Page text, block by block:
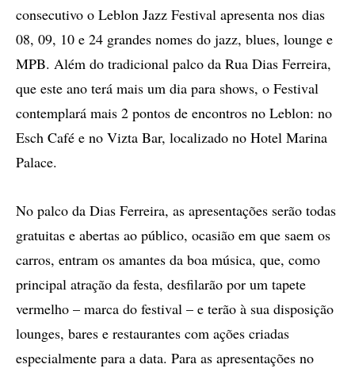
consecutivo o Leblon Jazz Festival apresenta nos dias
08, 09, 10 e 24 grandes nomes do jazz, blues, lounge e
MPB. Além do tradicional palco da Rua Dias Ferreira,
que este ano terá mais um dia para shows, o Festival
contemplará mais 2 pontos de encontros no Leblon: no
Esch Café e no Vizta Bar, localizado no Hotel Marina
Palace.
No palco da Dias Ferreira, as apresentações serão todas
gratuitas e abertas ao público, ocasião em que saem os
carros, entram os amantes da boa música, que, como
principal atração da festa, desfilarão por um tapete
vermelho – marca do festival – e terão à sua disposição
lounges, bares e restaurantes com ações criadas
especialmente para a data. Para as apresentações no